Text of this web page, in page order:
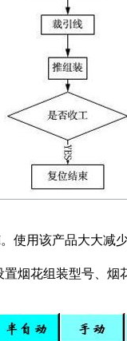
使用该产品大大减
置烟花组装型号